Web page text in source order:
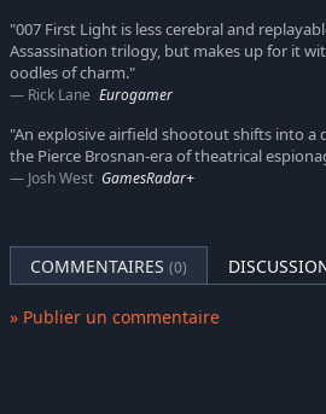
BIENVENUE AU MI6
Testez vos aptitudes d’espion et
avec des modificateurs additionnels,
!
"007 First Light is less cerebral and
Assassination trilogy, but makes up for it
oodles of charm."
Rick Lane Eurogamer
"An explosive airfield shootout shifts into
the Pierce Brosnan-era of theatrical
Josh West GamesRadar+
COMMENTAIRES (0)
» Publier un commentaire